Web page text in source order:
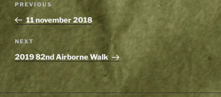
navigation
Previous
Post
PREVIOUS
11 november 2018
Next
Post
NEXT
2019 82nd Airborne Walk